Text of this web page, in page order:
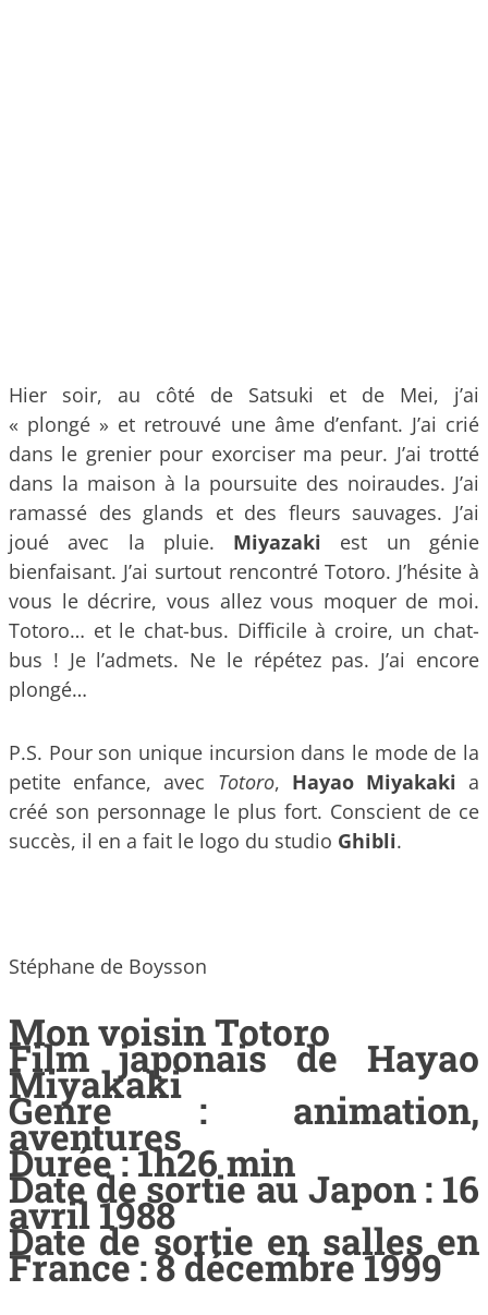
Hier soir, au côté de Satsuki et de Mei, j’ai
« plongé » et retrouvé une âme d’enfant. J’ai crié
dans le grenier pour exorciser ma peur. J’ai trotté
dans la maison à la poursuite des noiraudes. J’ai
ramassé des glands et des fleurs sauvages. J’ai
joué avec la pluie. Miyazaki est un génie
bienfaisant. J’ai surtout rencontré Totoro. J’hésite à
vous le décrire, vous allez vous moquer de moi.
Totoro… et le chat-bus. Difficile à croire, un chat-
bus ! Je l’admets. Ne le répétez pas. J’ai encore
plongé…
P.S. Pour son unique incursion dans le mode de la
petite enfance, avec Totoro, Hayao Miyakakia
créé son personnage le plus fort. Conscient de ce
succès, il en a fait le logo du studio Ghibli.
Stéphane de Boysson
Mon voisin Totoro
Film japonais de Hayao
Miyakaki
Genre : animation,
aventures
Durée : 1h26 min
Date de sortie au Japon : 16
avril 1988
Date de sortie en salles en
France : 8 décembre 1999